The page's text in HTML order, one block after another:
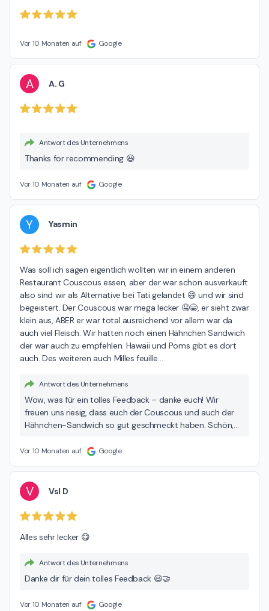
Vor 10 Monaten auf Google
A A. G
Antwort des Unternehmens
Thanks for recommending 😃
Vor 10 Monaten auf Google
Y Yasmin
Was soll ich sagen eigentlich wollten wir in einem anderen
Restaurant Couscous essen, aber der war schon ausverkauft
also sind wir als Alternative bei Tati gelandet 😄 und wir sind
begeistert. Der Couscous war mega lecker 🤤😁, er sieht zwar
klein aus, ABER er war total ausreichend vor allem war da
auch viel Fleisch. Wir hatten noch einen Hähnchen Sandwich
der war auch zu empfehlen. Hawaii und Poms gibt es dort
auch. Des weiteren auch Milles feuille…
Antwort des Unternehmens
Wow, was für ein tolles Feedback – danke euch! Wir
freuen uns riesig, dass euch der Couscous und auch der
Hähnchen-Sandwich so gut geschmeckt haben. Schön,
der beste 😄 Bis ganz bald, in shaa Allah! Euer Tatie-Team
Vor 10 Monaten auf Google
V Vsl D
Alles sehr lecker 😋
Antwort des Unternehmens
Danke dir für dein tolles Feedback 😃🤝
Vor 10 Monaten auf Google